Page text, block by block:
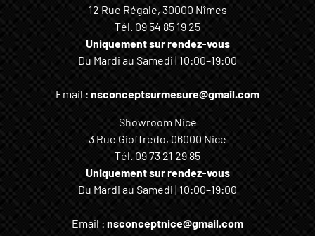
12 Rue Régale, 30000 Nîmes
Tél. 09 54 85 19 25
Uniquement sur rendez-vous
Du Mardi au Samedi | 10:00–19:00
Email : nsconceptsurmesure@gmail.com
Showroom Nice
3 Rue Gioffredo, 06000 Nice
Tél. 09 73 21 29 85
Uniquement sur rendez-vous
Du Mardi au Samedi | 10:00–19:00
Email : nsconceptnice@gmail.com